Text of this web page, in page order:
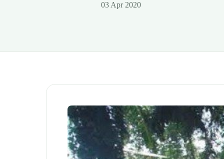
03 Apr 2020